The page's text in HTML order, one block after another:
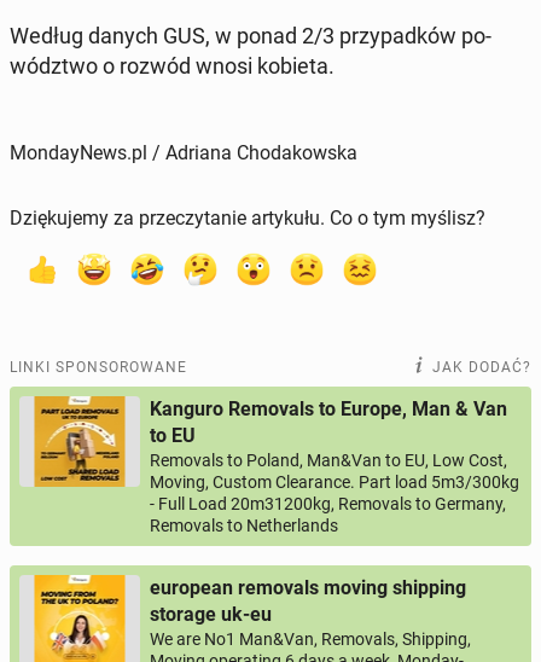
Według danych GUS, w ponad 2/3 przy­pad­ków po­
wódz­two o rozwód wnosi kobieta.
MondayNews.pl / Adriana Chodakowska
Dziękujemy za przeczytanie artykułu. Co o tym myślisz?
LINKI SPONSOROWANE JAK DODAĆ?
Kanguro Removals to Europe, Man & Van
to EU
Removals to Poland, Man&Van to EU, Low Cost,
Moving, Custom Clearance. Part load 5m3/300kg
- Full Load 20m31200kg, Removals to Germany,
Removals to Netherlands
european removals moving shipping
storage uk-eu
We are No1 Man&Van, Removals, Shipping,